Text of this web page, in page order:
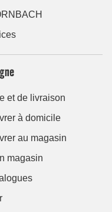
et de livraison
à domicile
au magasin
magasin